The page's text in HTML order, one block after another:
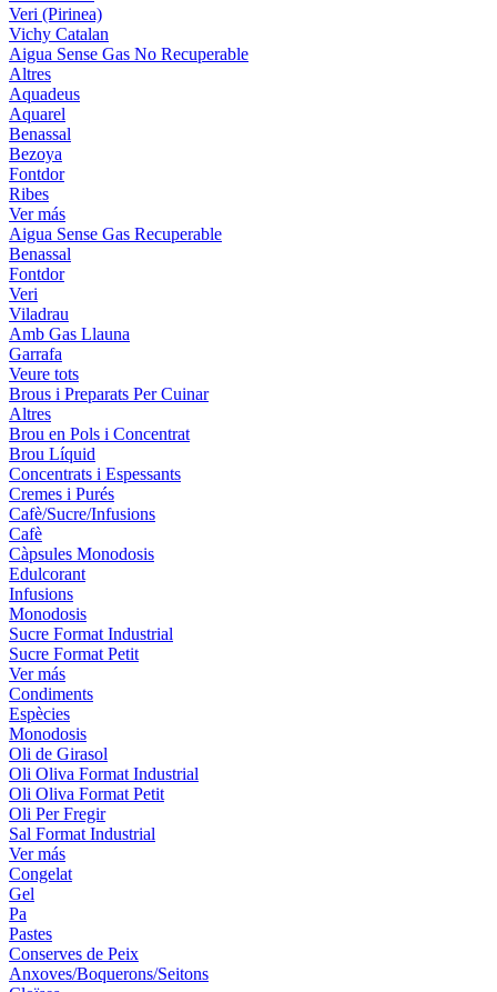
Veri (Pirinea)
Vichy Catalan
Aigua Sense Gas No Recuperable
Altres
Aquadeus
Aquarel
Benassal
Bezoya
Fontdor
Ribes
Ver más
Aigua Sense Gas Recuperable
Benassal
Fontdor
Veri
Viladrau
Amb Gas Llauna
Garrafa
Veure tots
Brous i Preparats Per Cuinar
Altres
Brou en Pols i Concentrat
Brou Líquid
Concentrats i Espessants
Cremes i Purés
Cafè/Sucre/Infusions
Cafè
Càpsules Monodosis
Edulcorant
Infusions
Monodosis
Sucre Format Industrial
Sucre Format Petit
Ver más
Condiments
Espècies
Monodosis
Oli de Girasol
Oli Oliva Format Industrial
Oli Oliva Format Petit
Oli Per Fregir
Sal Format Industrial
Ver más
Congelat
Gel
Pa
Pastes
Conserves de Peix
Anxoves/Boquerons/Seitons